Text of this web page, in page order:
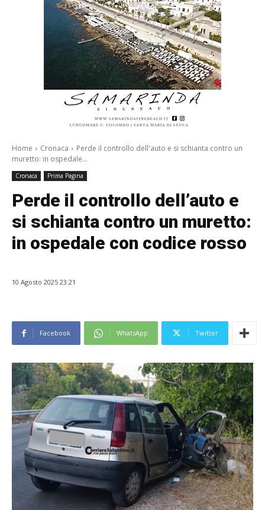
Home Cronaca
Perde il controllo dell'auto e si schianta contro un
muretto: in ospedale...
Cronaca Prima Pagina
Perde il controllo dell’auto e
si schianta contro un muretto:
in ospedale con codice rosso
10 Agosto 2025 23:21
Facebook WhatsApp Twitter